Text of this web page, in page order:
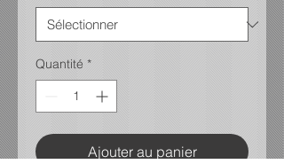
Quantité *
Ajouter au panier